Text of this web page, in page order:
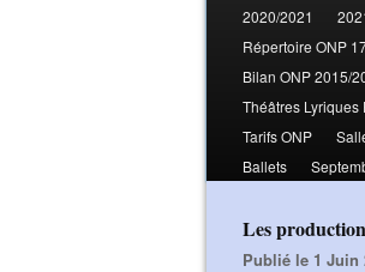
2020/2021
Répertoire ONP
Bilan ONP 2015/
Théâtres Lyriques
Tarifs ONP
Ballets
Les
Publié le 1 Juin